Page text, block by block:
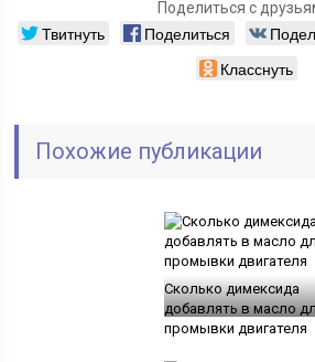
Поделиться с
Твитнуть Поделиться
Класснуть
Похожие публикации
Сколько димексида
добавлять в масло
промывки двигателя